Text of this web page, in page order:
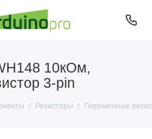
10кОм,
3-pin
Резисторы Переменные